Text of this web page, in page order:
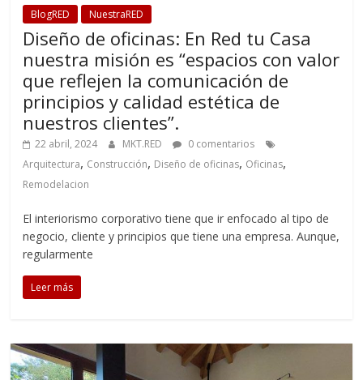
BlogRED NuestraRED
Diseño de oficinas: En Red tu Casa
nuestra misión es “espacios con valor
que reflejen la comunicación de
principios y calidad estética de
nuestros clientes”.
22 abril, 2024 MKT.RED
0 comentarios
Arquitectura, Construcción, Diseño de oficinas, Oficinas,
Remodelacion
El interiorismo corporativo tiene que ir enfocado al tipo de
negocio, cliente y principios que tiene una empresa. Aunque,
regularmente
Leer más